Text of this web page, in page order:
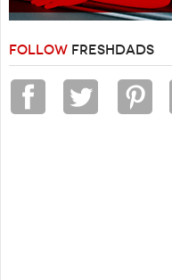
FOLLOW FRESHDADS